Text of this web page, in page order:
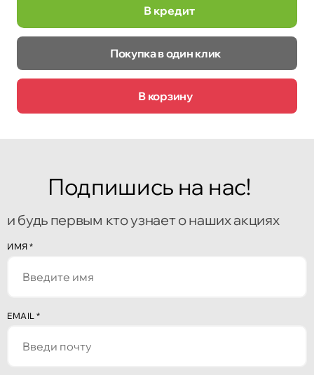
В кредит
Покупка в один клик
В корзину
Подпишись на нас!
и будь первым кто узнает о наших акциях
ИМЯ *
EMAIL *